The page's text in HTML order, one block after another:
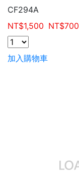
CF294A
NT$1,500 NT$700
加入購物車